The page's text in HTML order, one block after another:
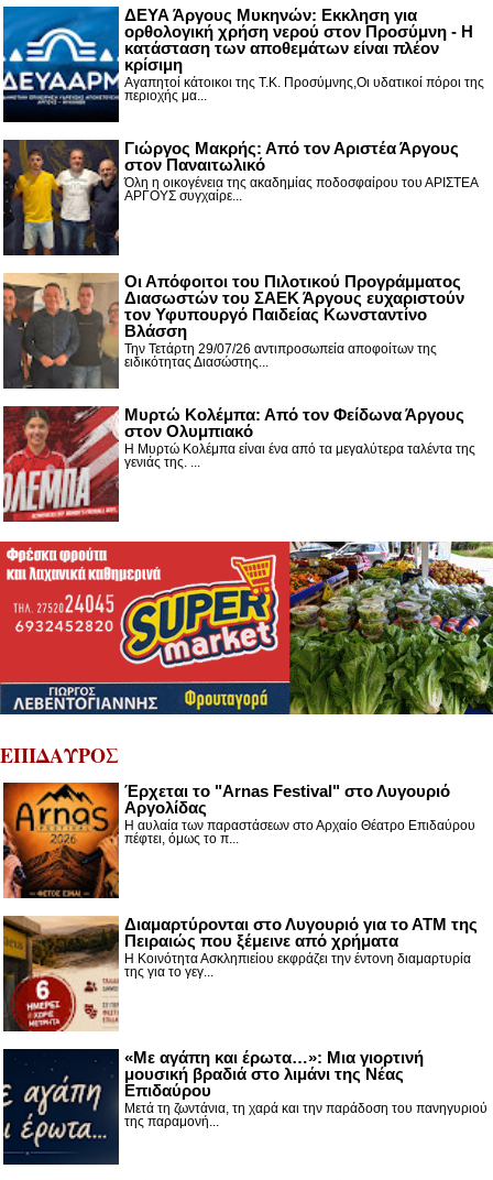
ΔΕΥΑ Άργους Μυκηνών: Εκκληση για
ορθολογική χρήση νερού στον Προσύμνη - Η
κατάσταση των αποθεμάτων είναι πλέον
κρίσιμη
Αγαπητοί κάτοικοι της Τ.Κ. Προσύμνης,Οι υδατικοί πόροι της
περιοχής μα...
Γιώργος Μακρής: Από τον Αριστέα Άργους
στον Παναιτωλικό
Όλη η οικογένεια της ακαδημίας ποδοσφαίρου του ΑΡΙΣΤΕΑ
ΑΡΓΟΥΣ συγχαίρε...
Οι Απόφοιτοι του Πιλοτικού Προγράμματος
Διασωστών του ΣΑΕΚ Άργους ευχαριστούν
τον Υφυπουργό Παιδείας Κωνσταντίνο
Βλάσση
Την Τετάρτη 29/07/26 αντιπροσωπεία αποφοίτων της
ειδικότητας Διασώστης...
Μυρτώ Κολέμπα: Από τον Φείδωνα Άργους
στον Ολυμπιακό
Η Μυρτώ Κολέμπα είναι ένα από τα μεγαλύτερα ταλέντα της
γενιάς της. ...
ΕΠΙΔΑΥΡΟΣ
Έρχεται το "Arnas Festival" στο Λυγουριό
Αργολίδας
Η αυλαία των παραστάσεων στο Αρχαίο Θέατρο Επιδαύρου
πέφτει, όμως το π...
Διαμαρτύρονται στο Λυγουριό για το ΑΤΜ της
Πειραιώς που ξέμεινε από χρήματα
Η Κοινότητα Ασκληπιείου εκφράζει την έντονη διαμαρτυρία
της για το γεγ...
«Με αγάπη και έρωτα…»: Μια γιορτινή
μουσική βραδιά στο λιμάνι της Νέας
Επιδαύρου
Μετά τη ζωντάνια, τη χαρά και την παράδοση του πανηγυριού
της παραμονή...